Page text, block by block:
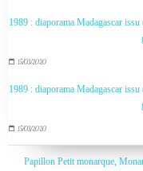
1989 : diaporama Madagascar
15/03/2020
1989 : diaporama Madagascar
15/03/2020
Papillon Petit monarque,